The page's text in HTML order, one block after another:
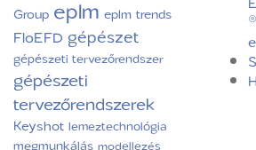
Group eplm eplm trends
FloEFD gépészet
gépészeti tervezőrendszer
gépészeti
tervezőrendszerek
Keyshot lemeztechnológia
modellezés
®